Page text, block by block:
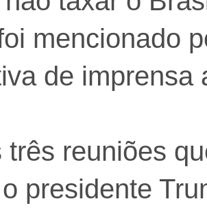
mencionado
de imprensa
três reuniões
presidente